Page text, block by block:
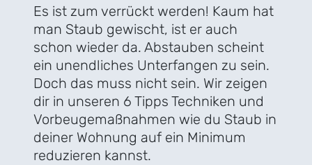
Es ist zum verrückt werden! Kaum hat
man Staub gewischt, ist er auch
schon wieder da. Abstauben scheint
ein unendliches Unterfangen zu sein.
Doch das muss nicht sein. Wir zeigen
dir in unseren 6 Tipps Techniken und
Vorbeugemaßnahmen wie du Staub in
deiner Wohnung auf ein Minimum
reduzieren kannst.